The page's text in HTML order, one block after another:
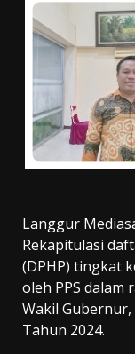
Langgur
Rekapitulasi
(DPHP) tingkat
oleh PPS dalam
Wakil
Tahun 2024.